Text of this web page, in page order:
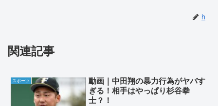
h
関連記事
スポーツ
動画｜中田翔の暴力行為がヤバす
ぎる！相手はやっぱり杉谷拳
士？！